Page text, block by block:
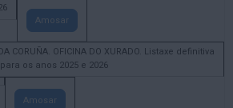
Amosar
CORUÑA. OFICINA DO XURADO. Listaxe definitiva
os anos 2025 e 2026
Amosar